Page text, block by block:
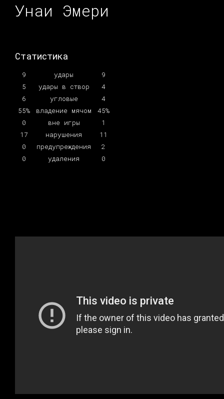
Унаи Эмери
Статистика
9 удары
9
5
удары в створ
4
6
угловые
4
55%
владение мячом
45%
0
вне игры
1
17
нарушения
11
0
предупреждения
2
0
удаления 0